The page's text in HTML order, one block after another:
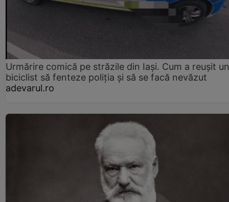
Urmărire comică pe străzile din Iași. Cum a reușit un
biciclist să fenteze poliția și să se facă nevăzut
adevarul.ro